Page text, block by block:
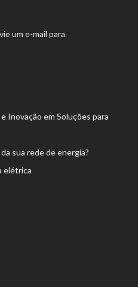
um e-mail para
Inovação em Soluções para
sua rede de energia?
elétrica